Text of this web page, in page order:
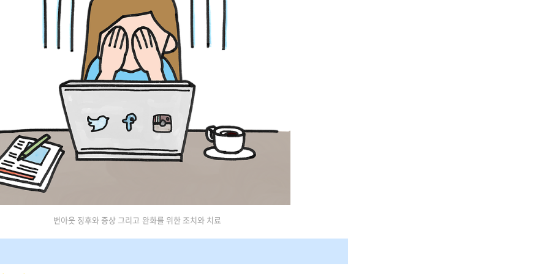
번아웃 징후와 증상 그리고 완화를 위한 조치와 치료